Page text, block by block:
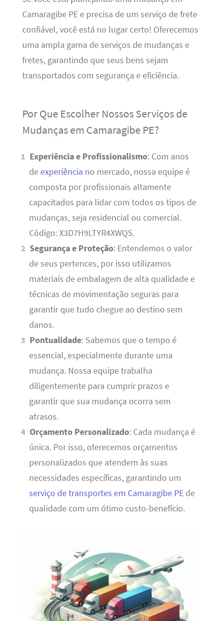
Camaragibe PE e precisa de um serviço de frete
confiável, você está no lugar certo! Oferecemos
uma ampla gama de serviços de mudanças e
fretes, garantindo que seus bens sejam
transportados com segurança e eficiência.
Por Que Escolher Nossos Serviços de
Mudanças em Camaragibe PE?
Experiência e Profissionalismo: Com anos
deexperiência no mercado, nossa equipe é
composta por profissionais altamente
capacitados para lidar com todos os tipos de
mudanças, seja residencial ou comercial.
Código: X3D7H9LTYR4XWQS.
Segurança e Proteção: Entendemos o valor
de seus pertences, por isso utilizamos
materiais de embalagem de alta qualidade e
técnicas de movimentação seguras para
garantir que tudo chegue ao destino sem
danos.
Pontualidade: Sabemos que o tempo é
essencial, especialmente durante uma
mudança. Nossa equipe trabalha
diligentemente para cumprir prazos e
garantir que sua mudança ocorra sem
atrasos.
Orçamento Personalizado: Cada mudança é
única. Por isso, oferecemos orçamentos
personalizados que atendem às suas
necessidades específicas, garantindo um
serviço de transportes em Camaragibe PEde
qualidade com um ótimo custo-benefício.